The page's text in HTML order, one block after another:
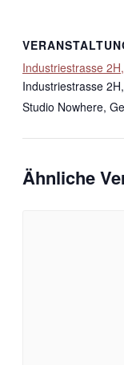
Industriestrasse
Industriestrasse
Studio Nowhere,
Ähnliche